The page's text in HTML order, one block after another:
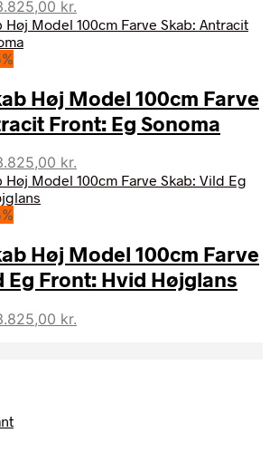
kr.
aktuelle
Høj Model 100cm Farve
Front: Eg Sonoma
kr.
aktuelle
Høj Model 100cm Farve
Eg Front: Hvid Højglans
kr.